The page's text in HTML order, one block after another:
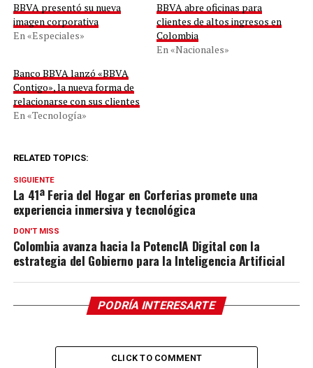
BBVA presentó su nueva
imagen corporativa
En «Especiales»
BBVA abre oficinas para
clientes de altos ingresos en
Colombia
En «Nacionales»
Banco BBVA lanzó «BBVA
Contigo», la nueva forma de
relacionarse con sus clientes
En «Tecnología»
RELATED TOPICS:
SIGUIENTE
La 41ª Feria del Hogar en Corferias promete una
experiencia inmersiva y tecnológica
DON'T MISS
Colombia avanza hacia la PotencIA Digital con la
estrategia del Gobierno para la Inteligencia Artificial
PODRÍA INTERESARTE
CLICK TO COMMENT